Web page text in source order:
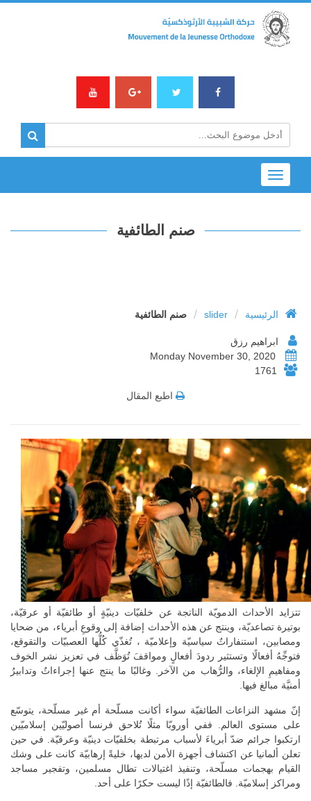
Toggle
navigation
صنم الطائفية
الرئيسية /
slider
/ صنم الطائفية
ابراهيم رزق
1761
اطبع المقال
تتزايد الأحداث الدمويّة الناتجة عن خلفيّات دينيّةٍ أو طائفيّة أو عرقيّة،
بوتيرة تصاعديّة، وينتج عن هذه الأحداث إضافة إلى وقوعِ أبرياء، من ضحايا
ومصابين، استنفاراتٌ سياسيّة وإعلاميّة ، تُغذّي كُلُّها العصبيّات والتقوقع،
فتوجِّهُ أفعالًا وتستثير ردودَ أفعالٍ ومواقفَ تُوَظَّف في تعزيز نشر الخوف
ومفاهيمِ الإلغاء، والرُّهاب من الآخر. وغالبًا ما ينتج عنها إجراءاتٌ وتدابيرُ
أمنيَّة مبالغ فيها.
إنّ مشهد النزاعات الطائفيّة سواء أكانت مسلّحة أم غير مسلّحة، يتوسّع
على مستوى العالم. ففي أوروبّا مثلًا تُلاحق فرنسا أصوليّين إسلاميّين
ارتكبوا جرائم ضدّ أبرياءَ لأسباب مرتبطة بخلفيّات دينيّة وعرقيّة. في حين
تعلن ألمانيا عن اكتشاف أجهزة الأمن لديها، خليةً إرهابيّة كانت على وشك
القيام بهجمات مسلّحة، وتنفيذ اغتيالات تطال مسلمين، وتفجير مساجد
ومراكز إسلاميّة. فالطائفيّة إذًا ليست حكرًا على أحد.